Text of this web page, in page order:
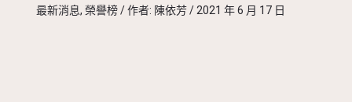
最新消息, 榮譽榜/ 作者: 陳依芳/2021 年 6 月 17 日